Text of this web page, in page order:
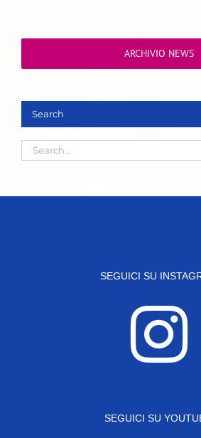
ARCHIVIO NEWS
Search
Search
for:
SEGUICI SU
SEGUICI SU